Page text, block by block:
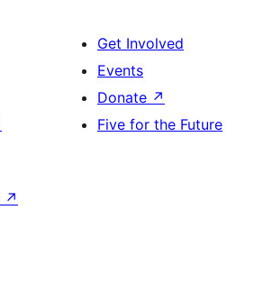
Get Involved
Events
Donate ↗
Five for the Future
↗